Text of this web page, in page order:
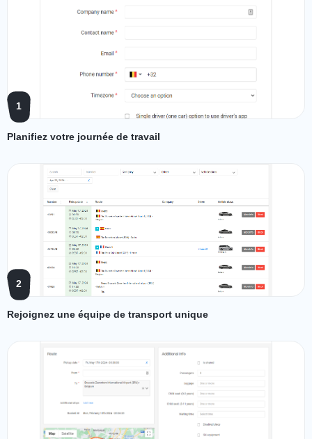
1
Planifiez votre journée de travail
2
Rejoignez une équipe de transport unique